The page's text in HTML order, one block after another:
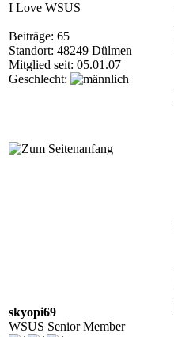
I Love WSUS
Beiträge: 65
Standort: 48249 Dülmen
Mitglied seit: 05.01.07
Geschlecht:
skyopi69
WSUS Senior Member